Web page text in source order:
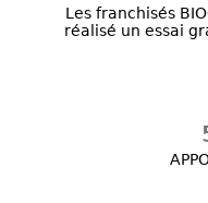
Les franchisés
réalisé un essai